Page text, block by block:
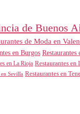
de Buenos
de Moda en
en Burgos Restaurantes
en La Rioja Restaurantes en
en Sevilla Restaurantes en